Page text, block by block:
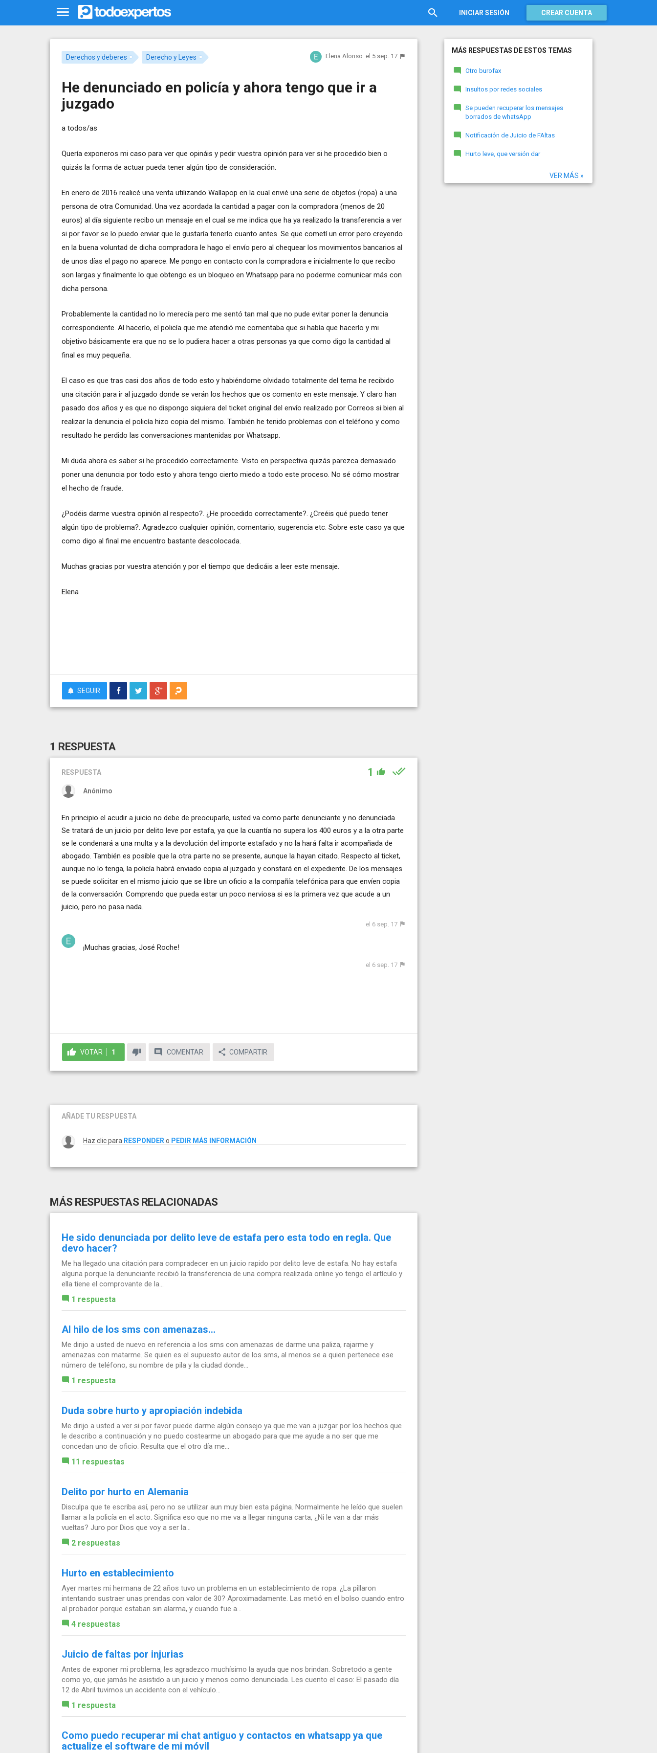
INICIAR SESIÓN CREAR CUENTA
Derechos y deberes Derecho y Leyes Elena Alonso el 5 sep. 17
He denunciado en policía y ahora tengo que ir a
juzgado
a todos/as
Quería exponeros mi caso para ver que opináis y pedir vuestra opinión para ver si he procedido bien o
quizás la forma de actuar pueda tener algún tipo de consideración.
En enero de 2016 realicé una venta utilizando Wallapop en la cual envié una serie de objetos (ropa) a una
persona de otra Comunidad. Una vez acordada la cantidad a pagar con la compradora (menos de 20
euros) al día siguiente recibo un mensaje en el cual se me indica que ha ya realizado la transferencia a ver
si por favor se lo puedo enviar que le gustaría tenerlo cuanto antes. Se que cometí un error pero creyendo
en la buena voluntad de dicha compradora le hago el envío pero al chequear los movimientos bancarios al
de unos días el pago no aparece. Me pongo en contacto con la compradora e inicialmente lo que recibo
son largas y finalmente lo que obtengo es un bloqueo en Whatsapp para no poderme comunicar más con
dicha persona.
Probablemente la cantidad no lo merecía pero me sentó tan mal que no pude evitar poner la denuncia
correspondiente. Al hacerlo, el policía que me atendió me comentaba que si había que hacerlo y mi
objetivo básicamente era que no se lo pudiera hacer a otras personas ya que como digo la cantidad al
final es muy pequeña.
El caso es que tras casi dos años de todo esto y habiéndome olvidado totalmente del tema he recibido
una citación para ir al juzgado donde se verán los hechos que os comento en este mensaje. Y claro han
pasado dos años y es que no dispongo siquiera del ticket original del envío realizado por Correos si bien al
realizar la denuncia el policía hizo copia del mismo. También he tenido problemas con el teléfono y como
resultado he perdido las conversaciones mantenidas por Whatsapp.
Mi duda ahora es saber si he procedido correctamente. Visto en perspectiva quizás parezca demasiado
poner una denuncia por todo esto y ahora tengo cierto miedo a todo este proceso. No sé cómo mostrar
el hecho de fraude.
¿Podéis darme vuestra opinión al respecto?. ¿He procedido correctamente?. ¿Creéis qué puedo tener
algún tipo de problema?. Agradezco cualquier opinión, comentario, sugerencia etc. Sobre este caso ya que
como digo al final me encuentro bastante descolocada.
Muchas gracias por vuestra atención y por el tiempo que dedicáis a leer este mensaje.
Elena
SEGUIR
1 RESPUESTA
RESPUESTA 1
Anónimo
En principio el acudir a juicio no debe de preocuparle, usted va como parte denunciante y no denunciada.
Se tratará de un juicio por delito leve por estafa, ya que la cuantía no supera los 400 euros y a la otra parte
se le condenará a una multa y a la devolución del importe estafado y no la hará falta ir acompañada de
abogado. También es posible que la otra parte no se presente, aunque la hayan citado. Respecto al ticket,
aunque no lo tenga, la policía habrá enviado copia al juzgado y constará en el expediente. De los mensajes
se puede solicitar en el mismo juicio que se libre un oficio a la compañía telefónica para que envíen copia
de la conversación. Comprendo que pueda estar un poco nerviosa si es la primera vez que acude a un
juicio, pero no pasa nada.
el 6 sep. 17
¡Muchas gracias, José Roche!
el 6 sep. 17
VOTAR 1 COMENTAR COMPARTIR
AÑADE TU RESPUESTA
Haz clic para RESPONDERo PEDIR MÁS INFORMACIÓN
MÁS RESPUESTAS RELACIONADAS
He sido denunciada por delito leve de estafa pero esta todo en regla. Que
devo hacer?
Me ha llegado una citación para compradecer en un juicio rapido por delito leve de estafa. No hay estafa
alguna porque la denunciante recibió la transferencia de una compra realizada online yo tengo el artículo y
ella tiene el comprovante de la...
1 respuesta
Al hilo de los sms con amenazas...
Me dirijo a usted de nuevo en referencia a los sms con amenazas de darme una paliza, rajarme y
amenazas con matarme. Se quien es el supuesto autor de los sms, al menos se a quien pertenece ese
número de teléfono, su nombre de pila y la ciudad donde...
1 respuesta
Duda sobre hurto y apropiación indebida
Me dirijo a usted a ver si por favor puede darme algún consejo ya que me van a juzgar por los hechos que
le describo a continuación y no puedo costearme un abogado para que me ayude a no ser que me
concedan uno de oficio. Resulta que el otro día me...
11 respuestas
Delito por hurto en Alemania
Disculpa que te escriba así, pero no se utilizar aun muy bien esta página. Normalmente he leído que suelen
llamar a la policía en el acto. Significa eso que no me va a llegar ninguna carta, ¿Ni le van a dar más
vueltas? Juro por Dios que voy a ser la...
2 respuestas
Hurto en establecimiento
Ayer martes mi hermana de 22 años tuvo un problema en un establecimiento de ropa. ¿La pillaron
intentando sustraer unas prendas con valor de 30? Aproximadamente. Las metió en el bolso cuando entro
al probador porque estaban sin alarma, y cuando fue a...
4 respuestas
Juicio de faltas por injurias
Antes de exponer mi problema, les agradezco muchísimo la ayuda que nos brindan. Sobretodo a gente
como yo, que jamás he asistido a un juicio y menos como denunciada. Les cuento el caso: El pasado día
12 de Abril tuvimos un accidente con el vehículo...
1 respuesta
Como puedo recuperar mi chat antiguo y contactos en whatsapp ya que
actualize el software de mi móvil
MÁS RESPUESTAS DE ESTOS TEMAS
Otro burofax
Insultos por redes sociales
Se pueden recuperar los mensajes
borrados de whatsApp
Notificación de Juicio de FAltas
Hurto leve, que versión dar
VER MÁS »